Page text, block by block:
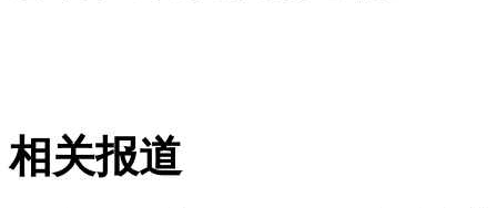
女孩北京地铁殴打老人 痛下狠手拳打脚踢
相关报道